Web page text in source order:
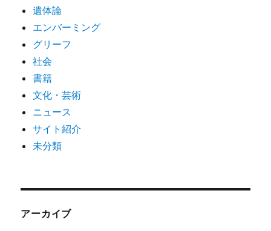
遺体論
エンバーミング
グリーフ
社会
書籍
文化・芸術
ニュース
サイト紹介
未分類
アーカイブ